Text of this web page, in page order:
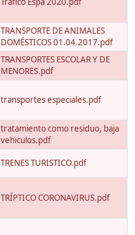
TRANSPORTE DE ANIMALES
DOMÉSTICOS 01.04.2017.pdf
TRANSPORTES ESCOLAR Y DE
MENORES.pdf
transportes especiales.pdf
tratamiento como residuo, baja
vehiculos.pdf
TRENES TURISTICO.pdf
TRÍPTICO CORONAVIRUS.pdf